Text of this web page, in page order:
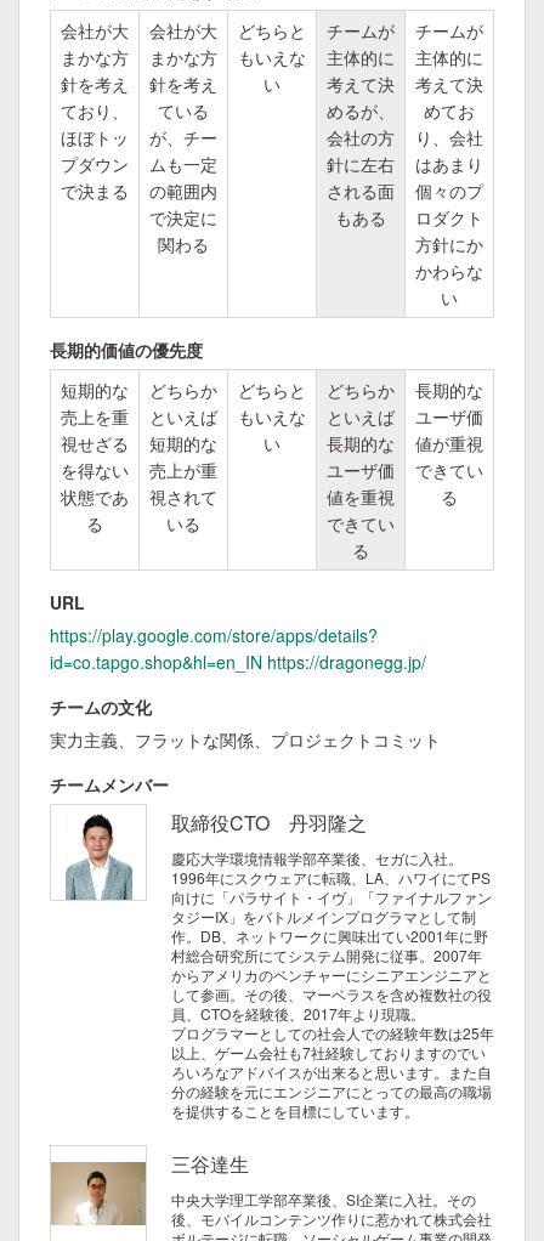
会社が大
まかな方
針を考え
ており、
ほぼトッ
プダウン
で決まる
会社が大
まかな方
針を考え
ている
が、チー
ムも一定
の範囲内
で決定に
関わる
どちらと
もいえな
い
チームが
主体的に
考えて決
めるが、
会社の方
針に左右
される面
もある
チームが
主体的に
考えて決
めてお
り、会社
はあまり
個々のプ
ロダクト
方針にか
かわらな
い
長期的価値の優先度
短期的な
売上を重
視せざる
を得ない
状態であ
る
どちらか
といえば
短期的な
売上が重
視されて
いる
どちらと
もいえな
い
どちらか
といえば
長期的な
ユーザ価
値を重視
できてい
る
長期的な
ユーザ価
値が重視
できてい
る
URL
https://play.google.com/store/apps/details?
id=co.tapgo.shop&hl=en_IN https://dragonegg.jp/
チームの文化
実力主義、フラットな関係、プロジェクトコミット
チームメンバー
取締役CTO 丹羽隆之
慶応大学環境情報学部卒業後、セガに入社。
1996年にスクウェアに転職、LA、ハワイにてPS
向けに「パラサイト・イヴ」「ファイナルファン
タジーIX」をバトルメインプログラマとして制
作。DB、ネットワークに興味出てい2001年に野
村総合研究所にてシステム開発に従事。2007年
からアメリカのベンチャーにシニアエンジニアと
して参画。その後、マーベラスを含め複数社の役
員、CTOを経験後、2017年より現職。
プログラマーとしての社会人での経験年数は25年
以上、ゲーム会社も7社経験しておりますのでい
ろいろなアドバイスが出来ると思います。また自
分の経験を元にエンジニアにとっての最高の職場
を提供することを目標にしています。
三谷達生
中央大学理工学部卒業後、SI企業に入社。その
後、モバイルコンテンツ作りに惹かれて株式会社